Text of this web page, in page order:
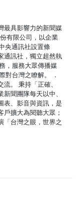
最具影響力的新聞媒
有限公司，以企業
央通訊社設置條
通訊社，獨立超然執
，服務大眾傳播媒
對台灣之瞭解。 ．
。 秉持「正確、
聞團隊每天以中、
表、影音與資訊，是
擴大為閱聽大眾；
「台灣之眼，世界之